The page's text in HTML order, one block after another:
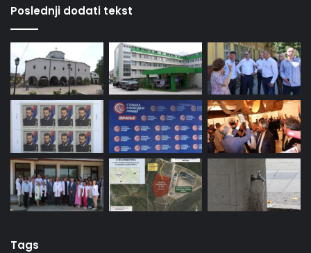
Poslednji dodati tekst
Tags